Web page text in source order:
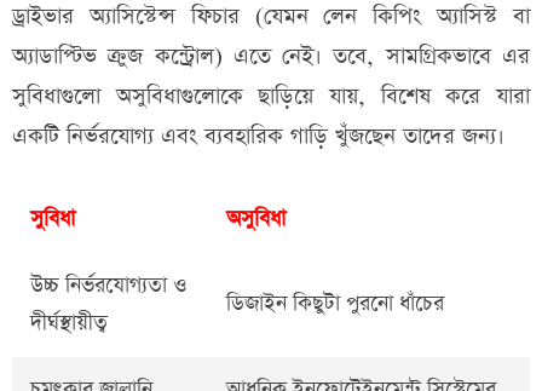
ড্রাইভার অ্যাসিস্টেন্স ফিচার (যেমন লেন কিপিং অ্যাসিস্ট বা
অ্যাডাপ্টিভ ক্রুজ কন্ট্রোল) এতে নেই। তবে, সামগ্রিকভাবে এর
সুবিধাগুলো অসুবিধাগুলোকে ছাড়িয়ে যায়, বিশেষ করে যারা
একটি নির্ভরযোগ্য এবং ব্যবহারিক গাড়ি খুঁজছেন তাদের জন্য।
সুবিধা অসুবিধা
উচ্চ নির্ভরযোগ্যতা ও
দীর্ঘস্থায়ীত্ব
ডিজাইন কিছুটা পুরনো ধাঁচের